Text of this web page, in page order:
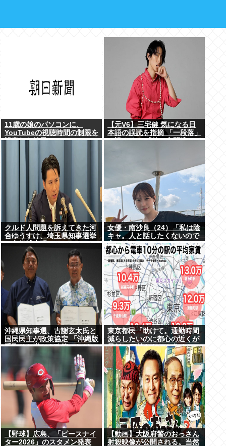
11歳の娘のパソコンに、
YouTubeの視聴時間の制限を
設定した結果
【元V6】三宅健 気になる日
本語の誤読を指摘 「一段落」
の読みは？ 「使い方間違って
クルド人問題を訴えてきた河
合ゆうすけ、埼玉県知事選挙
に立候補表明www
女優・南沙良（24）「私は陰
キャ。人と話したくないので
家に引きこもってPCでアニ
メを観ていたい」
沖縄県知事選、古謝玄太氏と
国民民主が政策協定 「沖縄版
手取りを増やす政策」など5
東京都民「助けて。通勤時間
減らしたいのに都心の近くが
最低10万払わないと住めない
の」
【野球】広島、「ピースナイ
ター2026」のスタメン発表
【動画】大阪府警のおっさん
射殺映像が公開される。当然